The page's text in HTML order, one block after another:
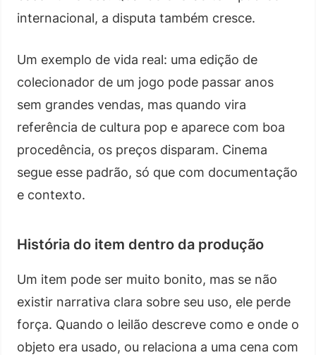
internacional, a disputa também cresce.
Um exemplo de vida real: uma edição de
colecionador de um jogo pode passar anos
sem grandes vendas, mas quando vira
referência de cultura pop e aparece com boa
procedência, os preços disparam. Cinema
segue esse padrão, só que com documentação
e contexto.
História do item dentro da produção
Um item pode ser muito bonito, mas se não
existir narrativa clara sobre seu uso, ele perde
força. Quando o leilão descreve como e onde o
objeto era usado, ou relaciona a uma cena com